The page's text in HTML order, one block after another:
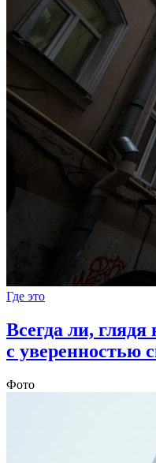
Где это
Всегда ли,
с уверенностью
Фото